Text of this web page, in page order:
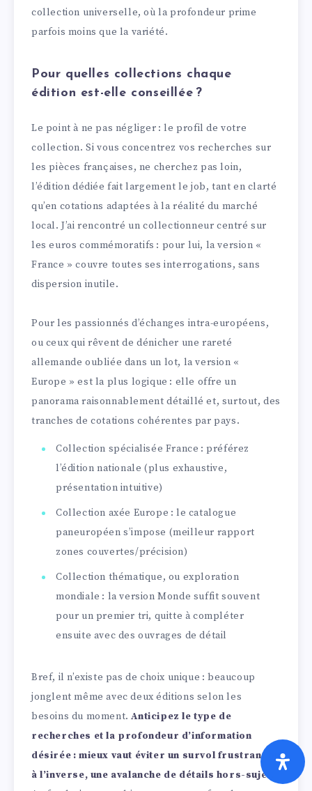
collection universelle, où la profondeur prime
parfois moins que la variété.
Pour quelles collections chaque
édition est-elle conseillée ?
Le point à ne pas négliger : le profil de votre
collection. Si vous concentrez vos recherches sur
les pièces françaises, ne cherchez pas loin,
l’édition dédiée fait largement le job, tant en clarté
qu’en cotations adaptées à la réalité du marché
local. J’ai rencontré un collectionneur centré sur
les euros commémoratifs : pour lui, la version «
France » couvre toutes ses interrogations, sans
dispersion inutile.
Pour les passionnés d’échanges intra-européens,
ou ceux qui rêvent de dénicher une rareté
allemande oubliée dans un lot, la version «
Europe » est la plus logique : elle offre un
panorama raisonnablement détaillé et, surtout, des
tranches de cotations cohérentes par pays.
Collection spécialisée France : préférez
l’édition nationale (plus exhaustive,
présentation intuitive)
Collection axée Europe : le catalogue
paneuropéen s’impose (meilleur rapport
zones couvertes/précision)
Collection thématique, ou exploration
mondiale : la version Monde suffit souvent
pour un premier tri, quitte à compléter
ensuite avec des ouvrages de détail
Bref, il n’existe pas de choix unique : beaucoup
jonglent même avec deux éditions selon les
besoins du moment.Anticipez le type de
recherches et la profondeur d’information
désirée : mieux vaut éviter un survol frustrant ou
à l’inverse, une avalanche de détails hors-sujet.